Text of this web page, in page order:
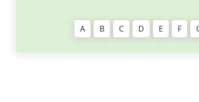
A
B C D E F